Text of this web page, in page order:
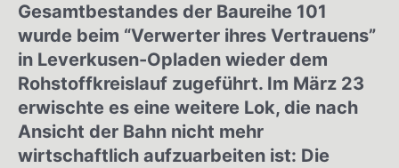
Gesamtbestandes der Baureihe 101
wurde beim “Verwerter ihres Vertrauens”
in Leverkusen-Opladen wieder dem
Rohstoffkreislauf zugeführt. Im März 23
erwischte es eine weitere Lok, die nach
Ansicht der Bahn nicht mehr
wirtschaftlich aufzuarbeiten ist: Die